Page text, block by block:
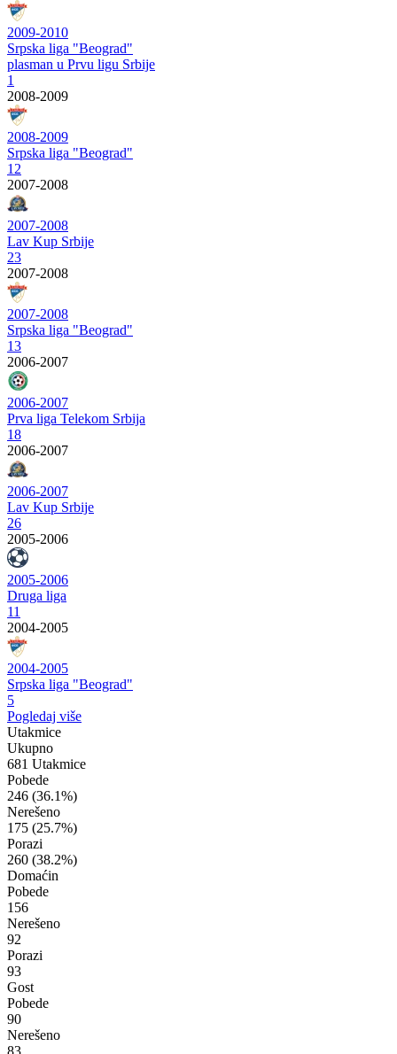
2009-2010
Srpska liga "Beograd"
plasman u Prvu ligu Srbije
1
2008-2009
2008-2009
Srpska liga "Beograd"
12
2007-2008
2007-2008
Lav Kup Srbije
23
2007-2008
2007-2008
Srpska liga "Beograd"
13
2006-2007
2006-2007
Prva liga Telekom Srbija
18
2006-2007
2006-2007
Lav Kup Srbije
26
2005-2006
2005-2006
Druga liga
11
2004-2005
2004-2005
Srpska liga "Beograd"
5
Pogledaj više
Utakmice
Ukupno
681 Utakmice
Pobede
246 (36.1%)
Nerešeno
175 (25.7%)
Porazi
260 (38.2%)
Domaćin
Pobede
156
Nerešeno
92
Porazi
93
Gost
Pobede
90
Nerešeno
83